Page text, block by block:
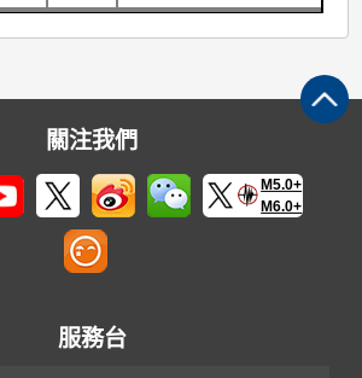
關注我們
M5.0+
M6.0+
服務台